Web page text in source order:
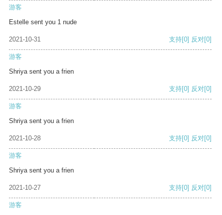
游客
Estelle sent you 1 nude
2021-10-31 支持[0] 反对[0]
游客
Shriya sent you a frien
2021-10-29 支持[0] 反对[0]
游客
Shriya sent you a frien
2021-10-28 支持[0] 反对[0]
游客
Shriya sent you a frien
2021-10-27 支持[0] 反对[0]
游客